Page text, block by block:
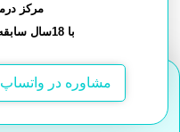
مرکز
با 18سال سابقه درمانی در شرق کشور
مشاوره در واتساپ